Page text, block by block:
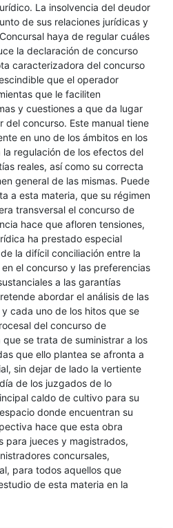
La insolvencia del deudor
de sus relaciones jurídicas y
haya de regular cuáles
la declaración de concurso
caracterizadora del concurso
que el operador
que le faciliten
y cuestiones a que da lugar
del concurso. Este manual tiene
en uno de los ámbitos en los
regulación de los efectos del
reales, así como su correcta
general de las mismas. Puede
a esta materia, que su régimen
transversal el concurso de
hace que afloren tensiones,
ha prestado especial
la difícil conciliación entre la
el concurso y las preferencias
a las garantías
abordar el análisis de las
cada uno de los hitos que se
del concurso de
se trata de suministrar a los
que ello plantea se afronta a
sin dejar de lado la vertiente
de los juzgados de lo
caldo de cultivo para su
donde encuentran su
hace que esta obra
para jueces y magistrados,
concursales,
para todos aquellos que
de esta materia en la